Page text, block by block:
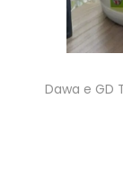
Dawa e GD